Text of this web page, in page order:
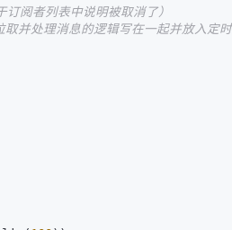
阅者列表中说明被取消了）
并处理消息的逻辑写在一起并放入定